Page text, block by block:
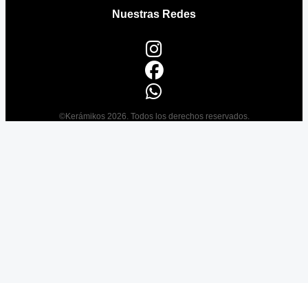
Nuestras Redes
©Kerámikos 2026. Todos los derechos reservados.